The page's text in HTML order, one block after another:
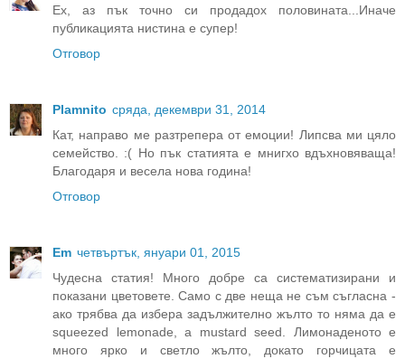
Ех, аз пък точно си продадох половината...Иначе
публикацията нистина е супер!
Отговор
Plamnito сряда, декември 31, 2014
Кат, направо ме разтрепера от емоции! Липсва ми цяло
семейство. :( Но пък статията е мнигхо вдъхновяваща!
Благодаря и весела нова година!
Отговор
Em четвъртък, януари 01, 2015
Чудесна статия! Много добре са систематизирани и
показани цветовете. Само с две неща не съм съгласна -
ако трябва да избера задължително жълто то няма да е
squeezed lemonade, а mustard seed. Лимонаденото е
много ярко и светло жълто, докато горчицата е